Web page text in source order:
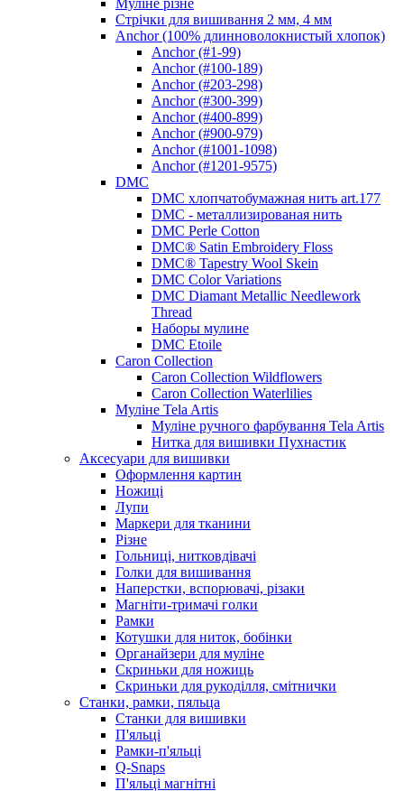
Стрічки для вишивання 2 мм, 4 мм
Anchor (100% длинноволокнистый хлопок)
Anchor (#1-99)
Anchor (#100-189)
Anchor (#203-298)
Anchor (#300-399)
Anchor (#400-899)
Anchor (#900-979)
Anchor (#1001-1098)
Anchor (#1201-9575)
DMC
DMC хлопчатобумажная нить art.177
DMC - металлизированая нить
DMC Perle Cotton
DMC® Satin Embroidery Floss
DMC® Tapestry Wool Skein
DMC Color Variations
DMC Diamant Metallic Needlework
Thread
Наборы мулине
DMC Etoile
Caron Collection
Caron Collection Wildflowers
Caron Collection Waterlilies
Муліне Tela Artis
Муліне ручного фарбування Tela Artis
Нитка для вишивки Пухнастик
Аксесуари для вишивки
Оформлення картин
Ножиці
Лупи
Маркери для тканини
Різне
Гольниці, нитковдівачі
Голки для вишивання
Наперстки, вспорювачі, різаки
Магніти-тримачі голки
Рамки
Котушки для ниток, бобінки
Органайзери для муліне
Скриньки для ножиць
Скриньки для рукоділля, смітнички
Станки, рамки, пяльца
Станки для вишивки
П'яльці
Рамки-п'яльці
Q-Snaps
П'яльці магнітні